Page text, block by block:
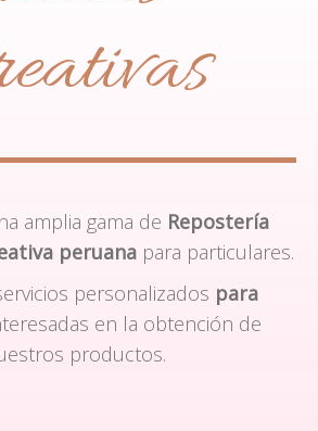
amplia gama de Repostería
peruanapara particulares.
personalizados para
en la obtención de
productos.